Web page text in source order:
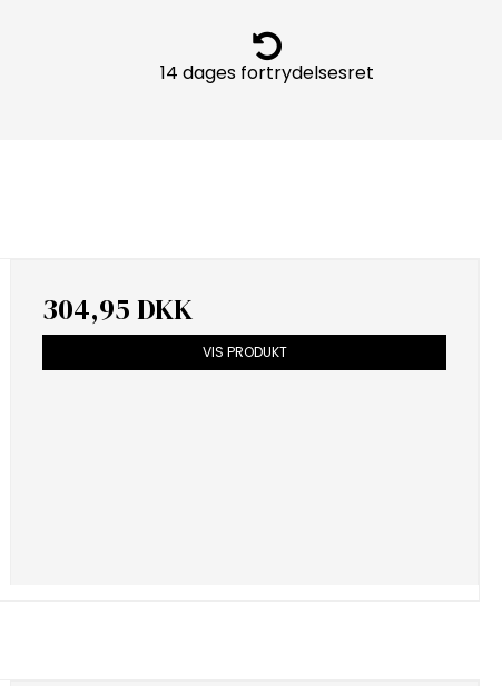
14 dages fortrydelsesret
304,95 DKK
VIS PRODUKT